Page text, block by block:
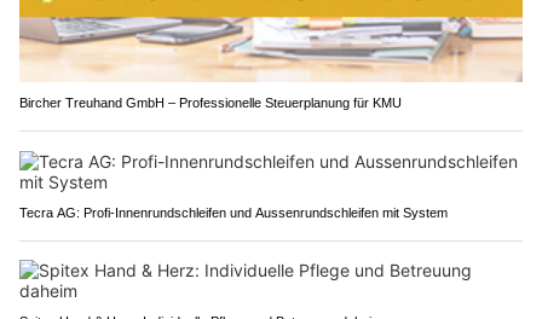
Bircher Treuhand GmbH – Professionelle Steuerplanung für KMU
Tecra AG: Profi-Innenrundschleifen und Aussenrundschleifen mit System